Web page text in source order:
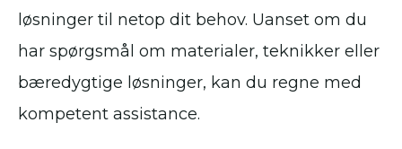
løsninger til netop dit behov. Uanset om du
har spørgsmål om materialer, teknikker eller
bæredygtige løsninger, kan du regne med
kompetent assistance.